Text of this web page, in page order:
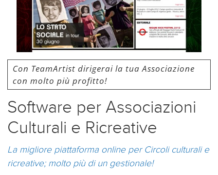
Con TeamArtist dirigerai la tua Associazione
con molto più profitto!
Software per Associazioni
Culturali e Ricreative
La migliore piattaforma online per Circoli culturali e
ricreative; molto più di un gestionale!